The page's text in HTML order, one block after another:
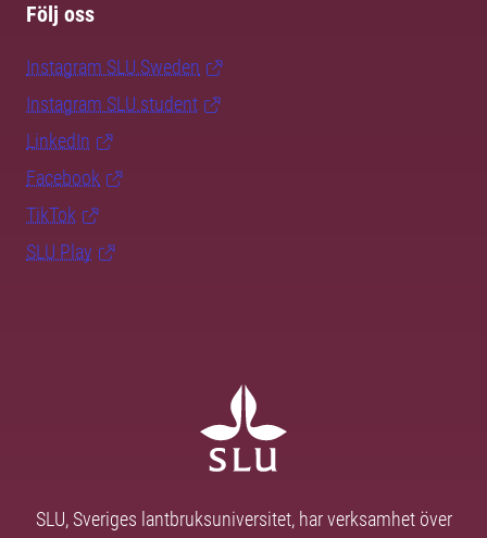
Följ oss
Instagram SLU.Sweden
Instagram SLU.student
LinkedIn
Facebook
TikTok
SLU Play
SLU, Sveriges lantbruksuniversitet, har verksamhet över